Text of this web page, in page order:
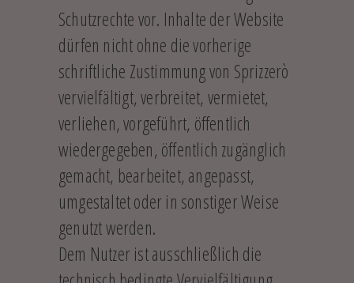
Schutzrechte vor. Inhalte der Website
dürfen nicht ohne die vorherige
schriftliche Zustimmung von Sprizzerò
vervielfältigt, verbreitet, vermietet,
verliehen, vorgeführt, öffentlich
wiedergegeben, öffentlich zugänglich
gemacht, bearbeitet, angepasst,
umgestaltet oder in sonstiger Weise
genutzt werden.
Dem Nutzer ist ausschließlich die